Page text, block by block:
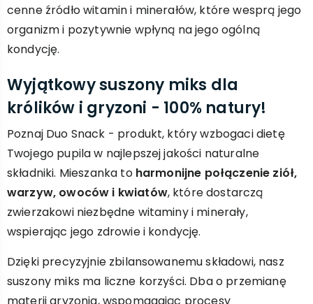
cenne źródło witamin i minerałów, które wesprą jego
organizm i pozytywnie wpłyną na jego ogólną
kondycję.
Wyjątkowy suszony miks dla
królików i gryzoni - 100% natury!
Poznaj Duo Snack - produkt, który wzbogaci dietę
Twojego pupila w najlepszej jakości naturalne
składniki. Mieszanka to harmonijne połączenie ziół,
warzyw, owoców i kwiatów, które dostarczą
zwierzakowi niezbędne witaminy i minerały,
wspierając jego zdrowie i kondycję.
Dzięki precyzyjnie zbilansowanemu składowi, nasz
suszony miks ma liczne korzyści. Dba o przemianę